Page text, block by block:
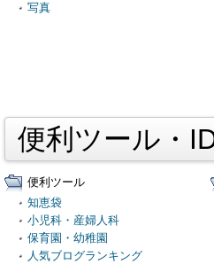
写真
便利ツール・
便利ツール
知恵袋
小児科・産婦人科
保育園・幼稚園
人気ブログランキング